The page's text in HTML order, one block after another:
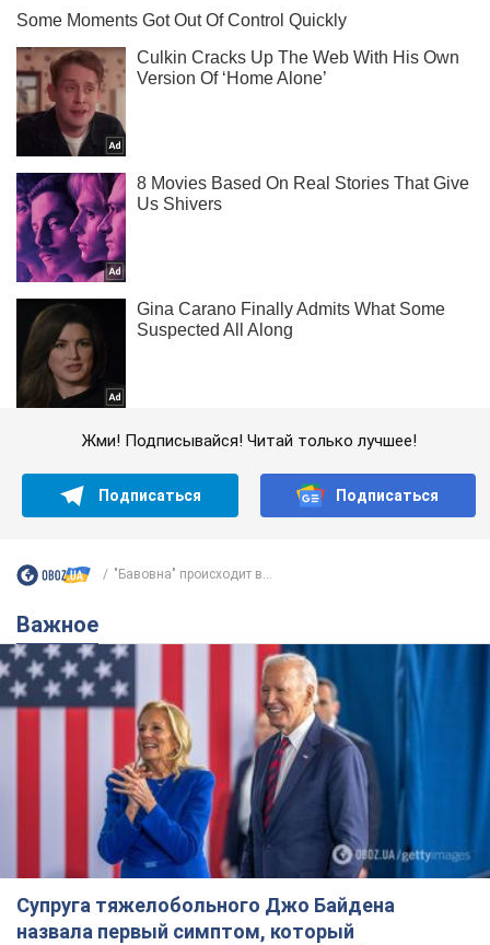
Жми! Подписывайся! Читай только лучшее!
Подписаться Подписаться
"Бавовна" происходит в...
Важное
Супруга тяжелобольного Джо Байдена
назвала первый симптом, который